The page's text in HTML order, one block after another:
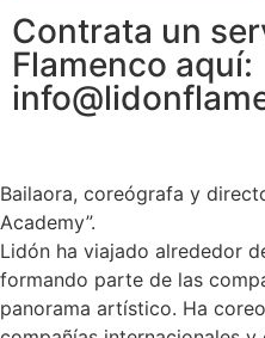
Contrata un
Flamenco aquí:
Bailaora, coreógrafa y
Academy”.
Lidón ha viajado alrededor
formando parte de las
panorama artístico. Ha